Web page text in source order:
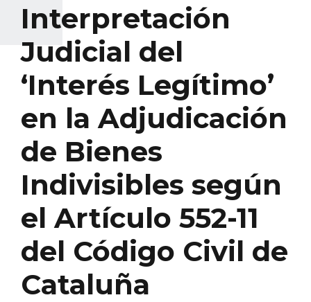
Interpretación
Judicial del
‘Interés Legítimo’
en la Adjudicación
de Bienes
Indivisibles según
el Artículo 552-11
del Código Civil de
Cataluña